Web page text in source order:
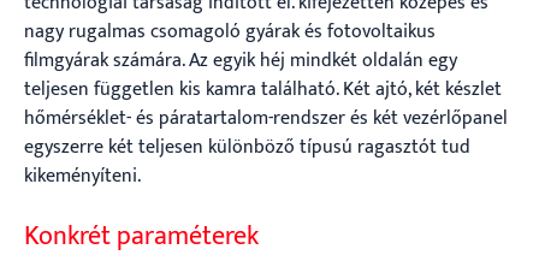
nagy rugalmas csomagoló gyárak és fotovoltaikus
filmgyárak számára. Az egyik héj mindkét oldalán egy
teljesen független kis kamra található. Két ajtó, két készlet
hőmérséklet- és páratartalom-rendszer és két vezérlőpanel
egyszerre két teljesen különböző típusú ragasztót tud
kikeményíteni.
Konkrét paraméterek